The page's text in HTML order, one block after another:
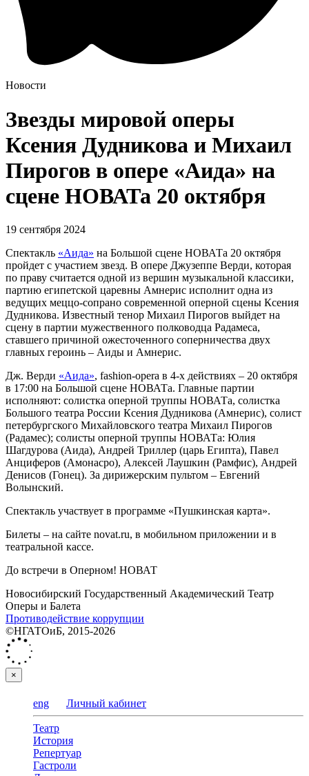
Новости
Звезды мировой оперы
Ксения Дудникова и Михаил
Пирогов в опере «Аида» на
сцене НОВАТа 20 октября
19 сентября 2024
Спектакль «Аида» на Большой сцене НОВАТа 20 октября
пройдет с участием звезд. В опере Джузеппе Верди, которая
по праву считается одной из вершин музыкальной классики,
партию египетской царевны Амнерис исполнит одна из
ведущих меццо-сопрано современной оперной сцены Ксения
Дудникова. Известный тенор Михаил Пирогов выйдет на
сцену в партии мужественного полководца Радамеса,
ставшего причиной ожесточенного соперничества двух
главных героинь ‒ Аиды и Амнерис.
Дж. Верди «Аида», fashion-opera в 4-х действиях ‒ 20 октября
в 17:00 на Большой сцене НОВАТа. Главные партии
исполняют: солистка оперной труппы НОВАТа, солистка
Большого театра России Ксения Дудникова (Амнерис), солист
петербургского Михайловского театра Михаил Пирогов
(Радамес); солисты оперной труппы НОВАТа: Юлия
Шагдурова (Аида), Андрей Триллер (царь Египта), Павел
Анциферов (Амонасро), Алексей Лаушкин (Рамфис), Андрей
Денисов (Гонец). За дирижерским пультом ‒ Евгений
Волынский.
Спектакль участвует в программе «Пушкинская карта».
Билеты – на сайте novat.ru, в мобильном приложении и в
театральной кассе.
До встречи в Оперном! НОВАТ
Новосибирский Государственный Академический Театр
Оперы и Балета
Противодействие коррупции
©НГАТОиБ, 2015-2026
×
eng Личный кабинет
Театр
История
Репертуар
Гастроли